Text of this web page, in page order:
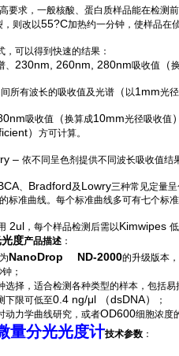
要求，一般核酸、蛋白质样品能在检测
，则改以55?C加热约一分钟，使样品在
可以得到快速的结果：
230nm, 260nm, 280nm吸收值 （
间所有波长的吸收值及光谱 （ 以1mm光
吸收值 （换算成10mm光径吸收值 ）
） 方可计算。
– 依不同呈色剂提供不同波长吸收值结
、 Bradford及 Lowry三种常见定量
标准曲线。每个标准曲线多可有七个标
2ul ，每个样品检测后需以Kimwipes
度产品描述 ：
为NanoDrop ND-2000的升级版本，
；
选择，适合检测各种类型的样本，包括易
下限可低至0.4 ng/μl （dsDNA） ；
动力学曲线研究，或者OD600细胞浓度
量分光光度计技术参数 ：